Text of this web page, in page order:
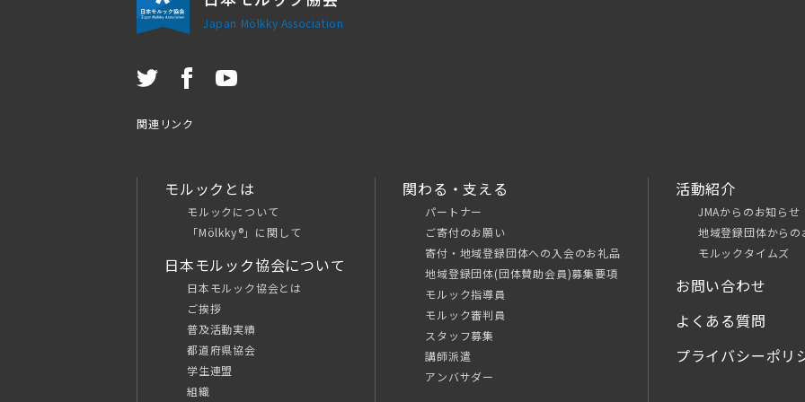
Japan Mölkky Association
関連リンク
モルックとは
モルックについて
「Mölkky®」に関して
日本モルック協会について
日本モルック協会とは
ご挨拶
普及活動実績
都道府県協会
学生連盟
組織
関わる・支える
パートナー
ご寄付のお願い
寄付・地域登録団体への入会のお礼品
地域登録団体(団体賛助会員)募集要項
モルック指導員
モルック審判員
スタッフ募集
講師派遣
アンバサダー
活動紹介
JMAからのお知らせ
地域登録団体からの
モルックタイムズ
お問い合わせ
よくある質問
プライバシーポリ